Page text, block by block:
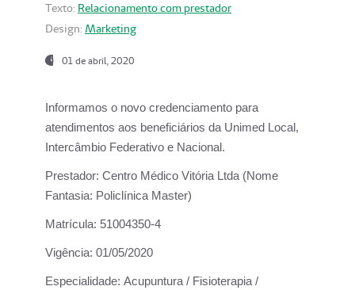
Texto: Relacionamento com prestador
Design: Marketing
01 de abril, 2020
Informamos o novo credenciamento para
atendimentos aos beneficiários da Unimed Local,
Intercâmbio Federativo e Nacional.
Prestador: Centro Médico Vitória Ltda (Nome
Fantasia: Policlínica Master)
Matrícula: 51004350-4
Vigência: 01/05/2020
Especialidade: Acupuntura / Fisioterapia /